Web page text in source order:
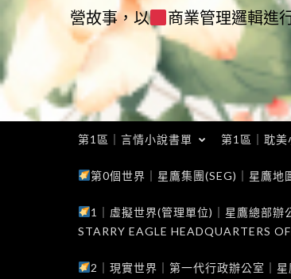
營故事，以
商業管理邏輯進
第1區｜言情小說書單 第1區｜耽美
第0個世界｜星鷹集團(SEG)｜星鷹
1｜虛擬世界(管理單位)｜星鷹總部
STARRY EAGLE HEADQUARTERS
2｜現實世界｜第一代行政辦公室｜